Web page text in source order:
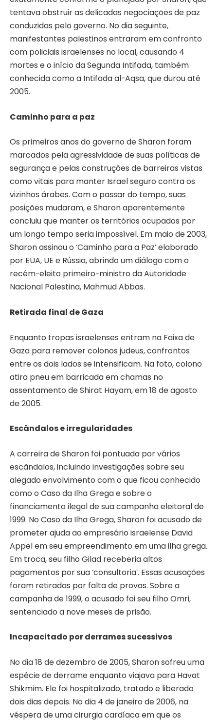
tentava obstruir as delicadas negociações de paz
conduzidas pelo governo. No dia seguinte,
manifestantes palestinos entraram em confronto
com policiais israelenses no local, causando 4
mortes e o início da Segunda Intifada, também
conhecida como a Intifada al-Aqsa, que durou até
2005.
Caminho para a paz
Os primeiros anos do governo de Sharon foram
marcados pela agressividade de suas políticas de
segurança e pelas construções de barreiras vistas
como vitais para manter Israel seguro contra os
vizinhos árabes. Com o passar do tempo, suas
posições mudaram, e Sharon aparentemente
concluiu que manter os territórios ocupados por
um longo tempo seria impossível. Em maio de 2003,
Sharon assinou o ‘Caminho para a Paz’ elaborado
por EUA, UE e Rússia, abrindo um diálogo com o
recém-eleito primeiro-ministro da Autoridade
Nacional Palestina, Mahmud Abbas.
Retirada final de Gaza
Enquanto tropas israelenses entram na Faixa de
Gaza para remover colonos judeus, confrontos
entre os dois lados se intensificam. Na foto, colono
atira pneu em barricada em chamas no
assentamento de Shirat Hayam, em 18 de agosto
de 2005.
Escândalos e irregularidades
A carreira de Sharon foi pontuada por vários
escândalos, incluindo investigações sobre seu
alegado envolvimento com o que ficou conhecido
como o Caso da Ilha Grega e sobre o
financiamento ilegal de sua campanha eleitoral de
1999. No Caso da Ilha Grega, Sharon foi acusado de
prometer ajuda ao empresário israelense David
Appel em seu empreendimento em uma ilha grega.
Em troca, seu filho Gilad receberia altos
pagamentos por sua ‘consultoria’. Essas acusações
foram retiradas por falta de provas. Sobre a
campanha de 1999, o acusado foi seu filho Omri,
sentenciado a nove meses de prisão.
Incapacitado por derrames sucessivos
No dia 18 de dezembro de 2005, Sharon sofreu uma
espécie de derrame enquanto viajava para Havat
Shikmim. Ele foi hospitalizado, tratado e liberado
dois dias depois. No dia 4 de janeiro de 2006, na
véspera de uma cirurgia cardíaca em que os